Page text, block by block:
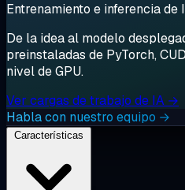
Entrenamiento e inferencia de
De la idea al modelo
preinstaladas de PyTorch,
nivel de GPU.
Ver cargas de trabajo de IA →
Habla con nuestro equipo →